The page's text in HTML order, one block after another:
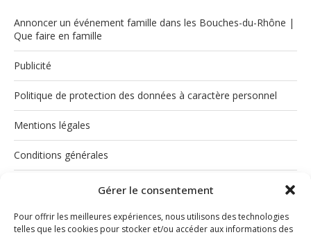
Gérer le consentement
Pour offrir les meilleures expériences, nous utilisons des technologies
telles que les cookies pour stocker et/ou accéder aux informations des
Annoncer un événement famille dans les Bouches-du-Rhône |
Que faire en famille
Publicité
Politique de protection des données à caractère personnel
Mentions légales
Conditions générales
Politique de cookies (UE)